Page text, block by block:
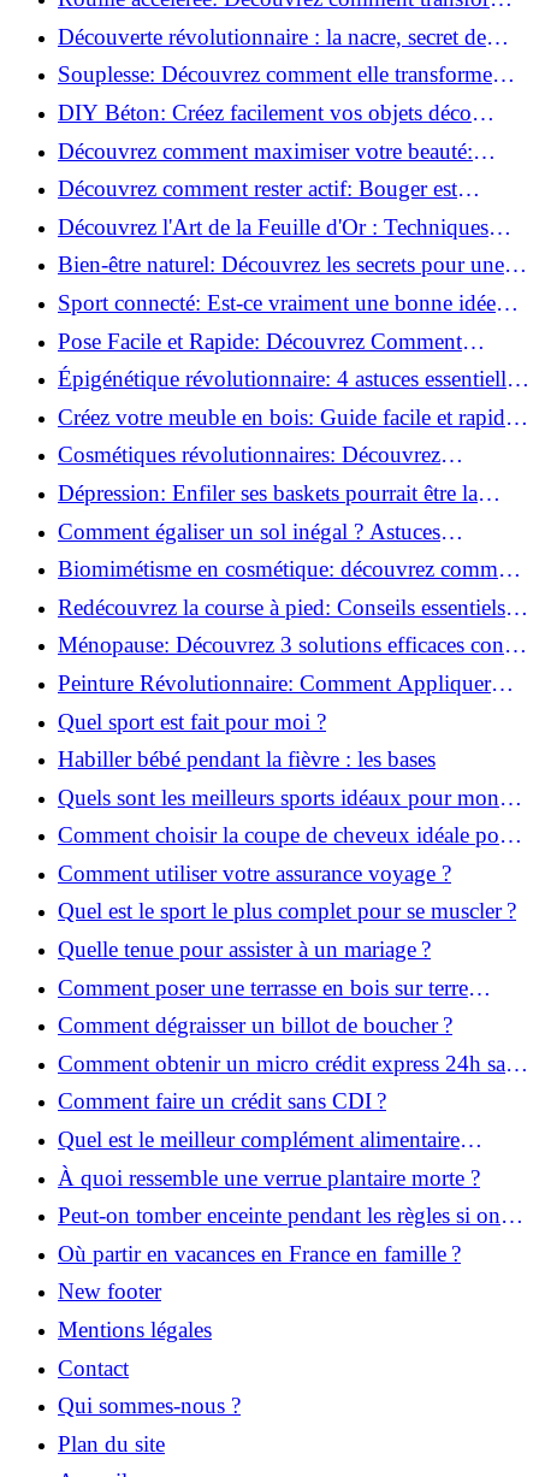
la corrosion en déco tendance!
Découverte révolutionnaire : la nacre, secret de
régénération inouï !
Souplesse: Découvrez comment elle transforme
votre performance sportive!
DIY Béton: Créez facilement vos objets déco
tendance!
Découvrez comment maximiser votre beauté:
Astuces et secrets révélés!
Découvrez comment rester actif: Bouger est
toujours possible!
Découvrez l'Art de la Feuille d'Or : Techniques
Incontournables pour Réussir!
Bien-être naturel: Découvrez les secrets pour une
vie saine!
Sport connecté: Est-ce vraiment une bonne idée
pour vous?
Pose Facile et Rapide: Découvrez Comment
Monter des Carreaux de Béton Cellulaire!
Épigénétique révolutionnaire: 4 astuces essentielles
pour transformer votre bien-être!
Créez votre meuble en bois: Guide facile et rapide
pour débutants!
Cosmétiques révolutionnaires: Découvrez
comment les fermes verticales transforment la
beauté!
Dépression: Enfiler ses baskets pourrait être la
solution!
Comment égaliser un sol inégal ? Astuces
infaillibles pour réussir !
Biomimétisme en cosmétique: découvrez comment
la nature inspire l'avenir des soins beauté!
Redécouvrez la course à pied: Conseils essentiels
pour reprendre!
Ménopause: Découvrez 3 solutions efficaces contre
les bouffées de chaleur!
Peinture Révolutionnaire: Comment Appliquer
Deux Couleurs Sur Une Porte!
Quel sport est fait pour moi ?
Habiller bébé pendant la fièvre : les bases
Quels sont les meilleurs sports idéaux pour mon
enfant ?
Comment choisir la coupe de cheveux idéale pour
votre visage ?
Comment utiliser votre assurance voyage ?
Quel est le sport le plus complet pour se muscler ?
Quelle tenue pour assister à un mariage ?
Comment poser une terrasse en bois sur terre
battue ?
Comment dégraisser un billot de boucher ?
Comment obtenir un micro crédit express 24h sans
justificatif ?
Comment faire un crédit sans CDI ?
Quel est le meilleur complément alimentaire
cheveux efficace ? Notre avis dans cet article
À quoi ressemble une verrue plantaire morte ?
Peut-on tomber enceinte pendant les règles si on
prend la pilule ?
Où partir en vacances en France en famille ?
New footer
Mentions légales
Contact
Qui sommes-nous ?
Plan du site